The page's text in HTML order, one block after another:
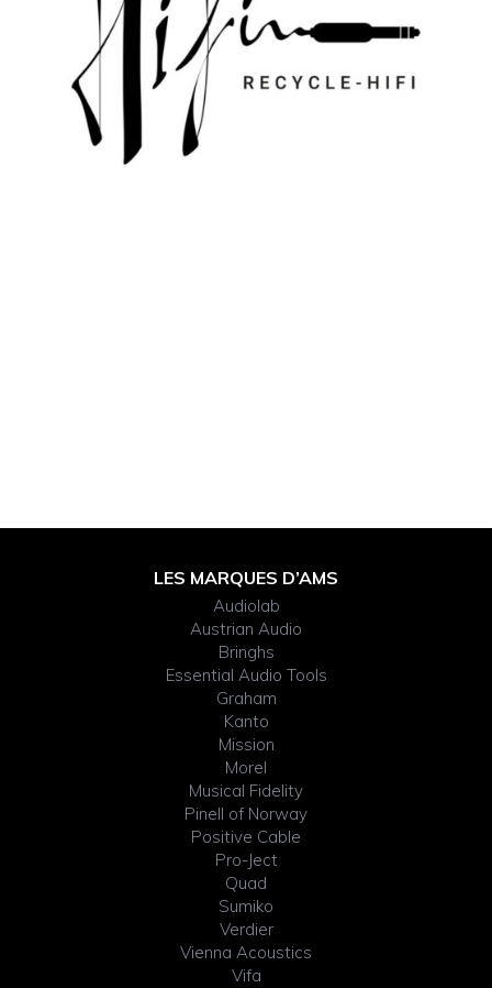
LES MARQUES D’AMS
Audiolab
Austrian Audio
Bringhs
Essential Audio Tools
Graham
Kanto
Mission
Morel
Musical Fidelity
Pinell of Norway
Positive Cable
Pro-Ject
Quad
Sumiko
Verdier
Vienna Acoustics
Vifa